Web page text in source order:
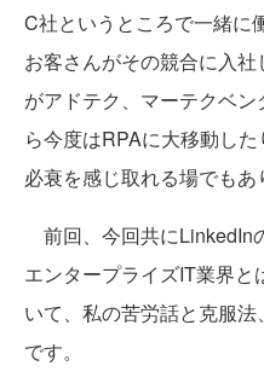
C社というところで一緒に
お客さんがその競合に入社
がアドテク、マーテクベ
ら今度はRPAに大移動し
必衰を感じ取れる場でもあ
前回、今回共にLinkedIn
エンタープライズIT業界
いて、私の苦労話と克服
です。